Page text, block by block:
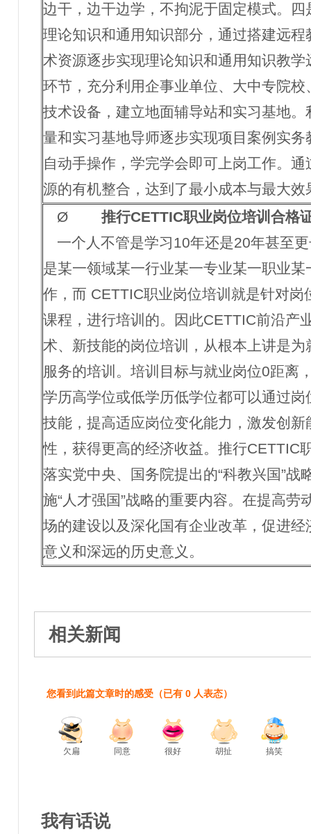
边干，边干边学，不拘泥于固定模式。
理论知识和通用知识部分，通过搭建远
术资源逐步实现理论知识和通用知识教
环节，充分利用企事业单位、大中专院
技术设备，建立地面辅导站和实习基地
量和实习基地导师逐步实现项目案例实
自动手操作，学完学会即可上岗工作。
源的有机整合，达到了最小成本与最大效
Ø
推行CETTIC职业岗位培训合格
一个人不管是学习10年还是20年甚至
是某一领域某一行业某一专业某一职业
作，而 CETTIC职业岗位培训就是针对岗
课程，进行培训的。因此CETTIC前沿产
术、新技能的岗位培训，从根本上讲是
服务的培训。培训目标与就业岗位0距离
学历高学位或低学历低学位都可以通过
技能，提高适应岗位变化能力，激发创
性，获得更高的经济收益。推行CETTIC
落实党中央、国务院提出的“科教兴国”战
施“人才强国”战略的重要内容。在提高劳
场的建设以及深化国有企业改革，促进
意义和深远的历史意义。
相关新闻
您看到此篇文章时的感受 （已有 0 人表态）
欠扁 同意 很好 胡扯 搞笑
我有话说